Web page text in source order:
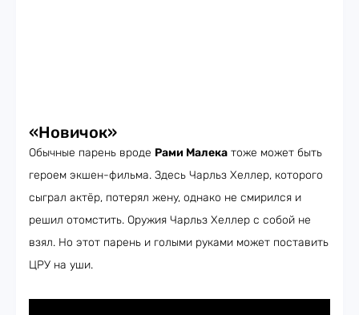
«Новичок»
Обычные парень вроде Рами Малека тоже может быть
героем экшен-фильма. Здесь Чарльз Хеллер, которого
сыграл актёр, потерял жену, однако не смирился и
решил отомстить. Оружия Чарльз Хеллер с собой не
взял. Но этот парень и голыми руками может поставить
ЦРУ на уши.